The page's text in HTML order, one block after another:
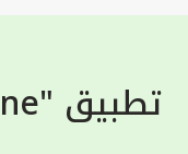
تطبيق "KFHOnline"